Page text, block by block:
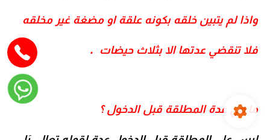
واذا لم يتبين خلقه بكونه علقة او مضغة غير مخلقه
فلا تنقضي عدتها الا بثلاث حيضات .
ما هي عدة المطلقةقبل الدخول ؟